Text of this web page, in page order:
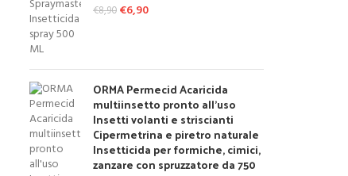
€8,90 Il prezzo originale era: €8,90.
€6,90
ORMA Permecid Acaricida
multiinsetto pronto all'uso
Insetti volanti e striscianti
Cipermetrina e piretro naturale
Insetticida per formiche, cimici,
zanzare con spruzzatore da 750